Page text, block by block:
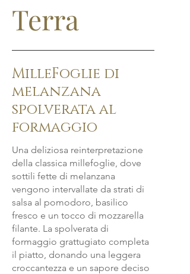
Terra
MilleFoglie di
melanzana
spolverata al
formaggio
Una deliziosa reinterpretazione
della classica millefoglie, dove
sottili fette di melanzana
vengono intervallate da strati di
salsa al pomodoro, basilico
fresco e un tocco di mozzarella
filante. La spolverata di
formaggio grattugiato completa
il piatto, donando una leggera
croccantezza e un sapore deciso